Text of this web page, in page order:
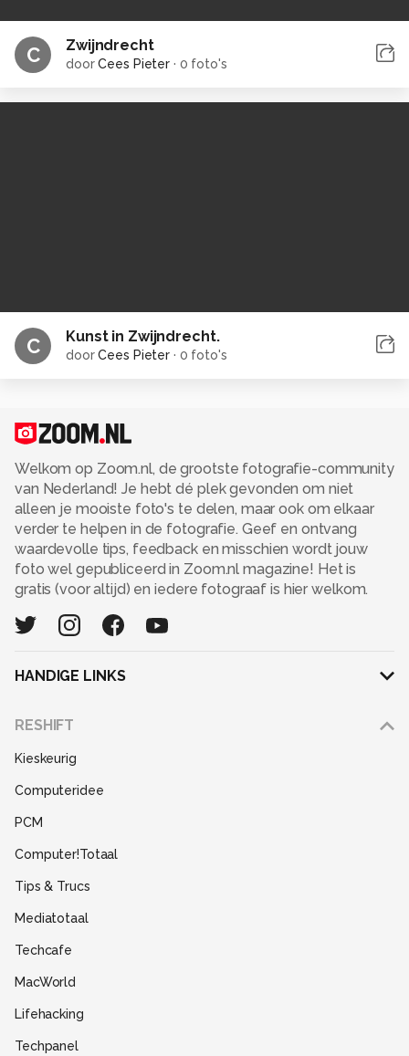
C Zwijndrecht
doorCees Pieter · 0 foto's
C Kunst in Zwijndrecht.
doorCees Pieter · 0 foto's
Welkom op Zoom.nl, de grootste fotografie-community
van Nederland! Je hebt dé plek gevonden om niet
alleen je mooiste foto's te delen, maar ook om elkaar
verder te helpen in de fotografie. Geef en ontvang
waardevolle tips, feedback en misschien wordt jouw
foto wel gepubliceerd in Zoom.nl magazine! Het is
gratis (voor altijd) en iedere fotograaf is hier welkom.
HANDIGE LINKS
RESHIFT
Kieskeurig
Computeridee
PCM
Computer!Totaal
Tips & Trucs
Mediatotaal
Techcafe
MacWorld
Lifehacking
Techpanel